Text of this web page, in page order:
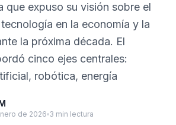
que expuso su visión sobre el
en la economía y la
la próxima década. El
cinco ejes centrales:
robótica, energía
de 2026 3 min lectura